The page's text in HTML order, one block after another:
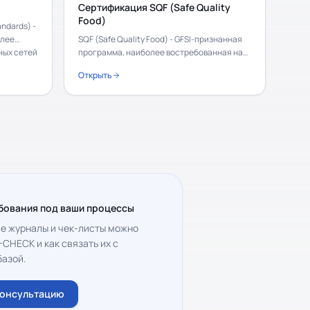
-
сетей
близок
Сертификация SQF (Safe Quality
Food)
SQF (Safe Quality Food) - GFSI-признанная
программа, наиболее востребованная на
от первичного производства до
Открыть
под ваши процессы
журналы и чек-листы можно
и как связать их с